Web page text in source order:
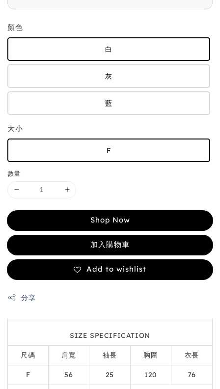
顏色
白
灰
藍
大小
F
數量
Shop Now
加入購物車
Add to wishlist
分享
SIZE SPECIFICATION
尺碼 肩寬 袖長 胸圍 衣長
F 56 25 120 76